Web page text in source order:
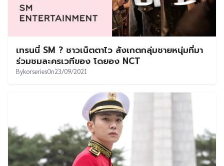
เทรนนี่ SM ? ชาวเน็ตตาไว สังเกตกลุ่มชายหนุ่มที่มา
ร่วมชมละครเวทีของ โดยอง NCT
BykorseriesOn23/09/2021